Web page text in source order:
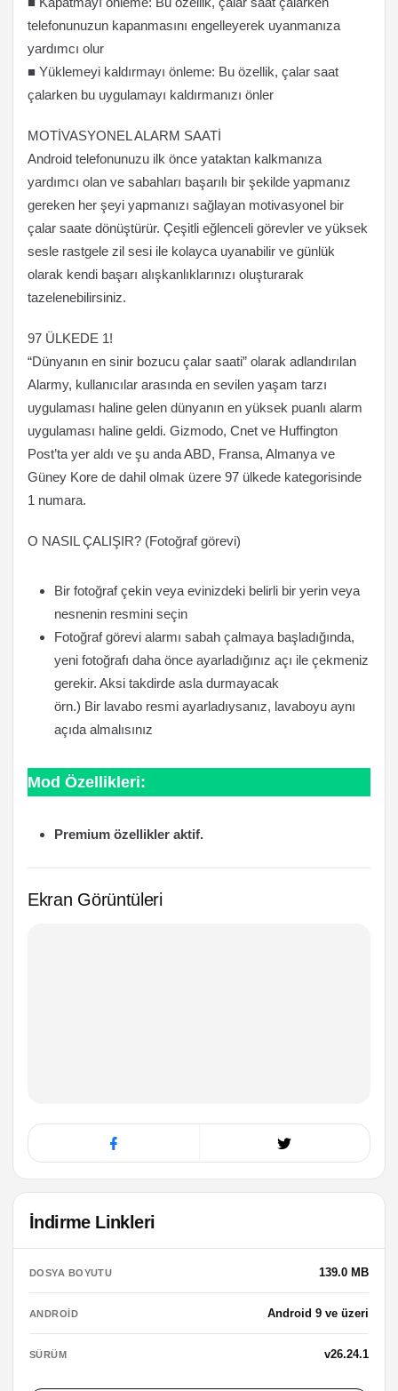
telefonunuzun kapanmasını engelleyerek uyanmanıza
yardımcı olur
■ Yüklemeyi kaldırmayı önleme: Bu özellik, çalar saat
çalarken bu uygulamayı kaldırmanızı önler
MOTİVASYONEL ALARM SAATİ
Android telefonunuzu ilk önce yataktan kalkmanıza
yardımcı olan ve sabahları başarılı bir şekilde yapmanız
gereken her şeyi yapmanızı sağlayan motivasyonel bir
çalar saate dönüştürür. Çeşitli eğlenceli görevler ve yüksek
sesle rastgele zil sesi ile kolayca uyanabilir ve günlük
olarak kendi başarı alışkanlıklarınızı oluşturarak
tazelenebilirsiniz.
97 ÜLKEDE 1!
“Dünyanın en sinir bozucu çalar saati” olarak adlandırılan
Alarmy, kullanıcılar arasında en sevilen yaşam tarzı
uygulaması haline gelen dünyanın en yüksek puanlı alarm
uygulaması haline geldi. Gizmodo, Cnet ve Huffington
Post’ta yer aldı ve şu anda ABD, Fransa, Almanya ve
Güney Kore de dahil olmak üzere 97 ülkede kategorisinde
1 numara.
O NASIL ÇALIŞIR? (Fotoğraf görevi)
Bir fotoğraf çekin veya evinizdeki belirli bir yerin veya
nesnenin resmini seçin
Fotoğraf görevi alarmı sabah çalmaya başladığında,
yeni fotoğrafı daha önce ayarladığınız açı ile çekmeniz
gerekir. Aksi takdirde asla durmayacak
örn.) Bir lavabo resmi ayarladıysanız, lavaboyu aynı
açıda almalısınız
Mod Özellikleri:
Premium özellikler aktif.
Ekran Görüntüleri
İndirme Linkleri
DOSYA BOYUTU 139.0 MB
ANDROID Android 9 ve üzeri
SÜRÜM v26.24.1